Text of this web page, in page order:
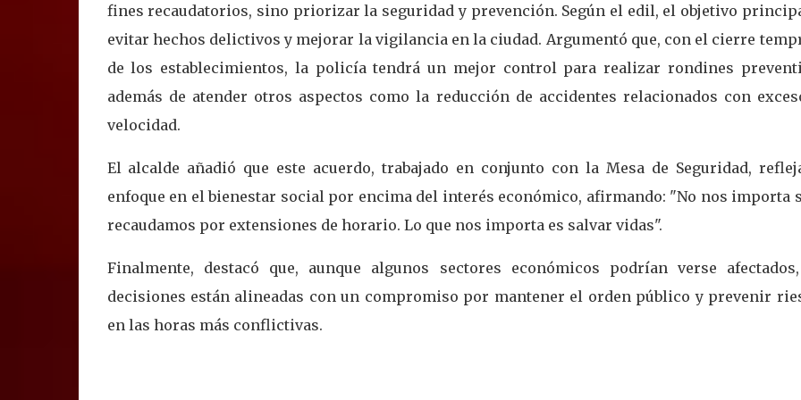
fines recaudatorios, sino priorizar la seguridad y prevención. Según el edil, el objetivo
evitar hechos delictivos y mejorar la vigilancia en la ciudad. Argumentó que, con el cierre
de los establecimientos, la policía tendrá un mejor control para realizar rondines
además de atender otros aspectos como la reducción de accidentes relacionados con
velocidad.
El alcalde añadió que este acuerdo, trabajado en conjunto con la Mesa de Seguridad,
enfoque en el bienestar social por encima del interés económico, afirmando: "No nos importa
recaudamos por extensiones de horario. Lo que nos importa es salvar vidas".
Finalmente, destacó que, aunque algunos sectores económicos podrían verse
decisiones están alineadas con un compromiso por mantener el orden público y prevenir
en las horas más conflictivas.